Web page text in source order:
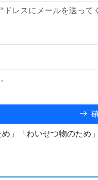
」「わいせつ物のため